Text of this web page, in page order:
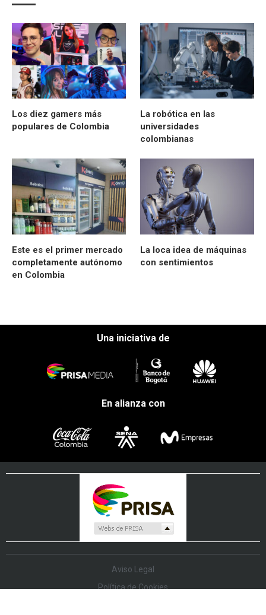
Los diez gamers más
populares de Colombia
La robótica en las
universidades
colombianas
Este es el primer mercado
completamente autónomo
en Colombia
La loca idea de máquinas
con sentimientos
Una iniciativa de
En alianza con
Aviso Legal
Política de Cookies